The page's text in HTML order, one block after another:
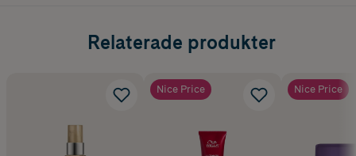
Relaterade produkter
Nice Price Nice Price